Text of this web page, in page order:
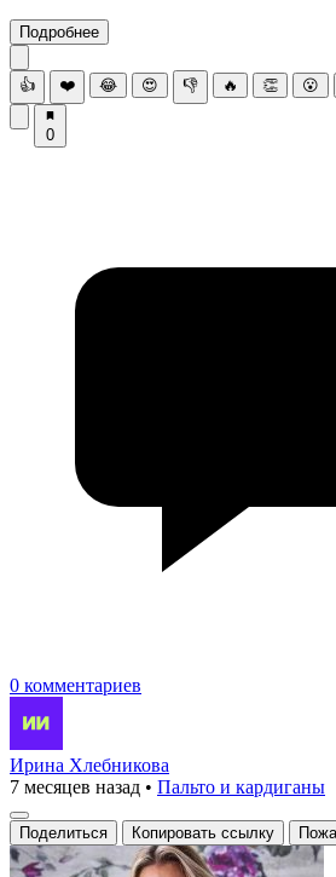
Подробнее
👍 ❤️ 😂 😍 👎 🔥 👏 😮
0
0 комментариев
Ирина Хлебникова
7 месяцев назад • Пальто и кардиганы
Поделиться Копировать ссылку